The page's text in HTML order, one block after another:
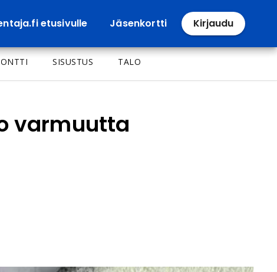
etusivulle Jäsenkortti Kirjaudu
SISUSTUS TALO
varmuutta